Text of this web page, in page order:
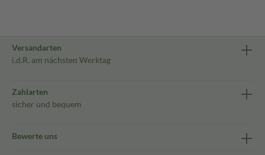
Versandarten
i.d.R. am nächsten Werktag
Zahlarten
sicher und bequem
Bewerte uns